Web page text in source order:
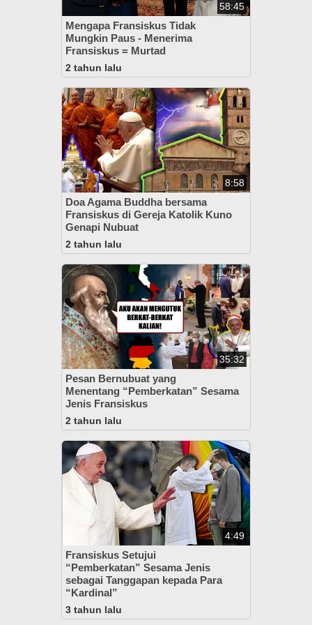
58:45
Mengapa Fransiskus Tidak
Mungkin Paus - Menerima
Fransiskus = Murtad
2 tahun lalu
8:58
Doa Agama Buddha bersama
Fransiskus di Gereja Katolik Kuno
Genapi Nubuat
2 tahun lalu
35:32
Pesan Bernubuat yang
Menentang “Pemberkatan” Sesama
Jenis Fransiskus
2 tahun lalu
4:49
Fransiskus Setujui
“Pemberkatan” Sesama Jenis
sebagai Tanggapan kepada Para
“Kardinal”
3 tahun lalu